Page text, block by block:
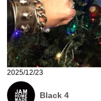
2025/12/23
Black 4